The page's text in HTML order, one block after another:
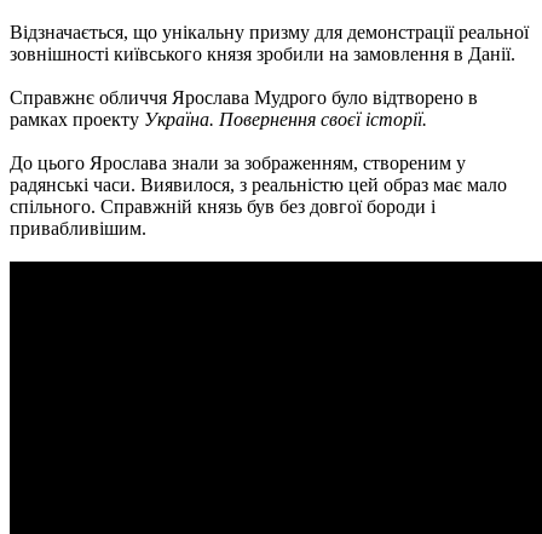
Відзначається, що унікальну призму для демонстрації реальної
зовнішності київського князя зробили на замовлення в Данії.
Справжнє обличчя Ярослава Мудрого було відтворено в
рамках проекту Україна. Повернення своєї історії.
До цього Ярослава знали за зображенням, створеним у
радянські часи. Виявилося, з реальністю цей образ має мало
спільного. Справжній князь був без довгої бороди і
привабливішим.